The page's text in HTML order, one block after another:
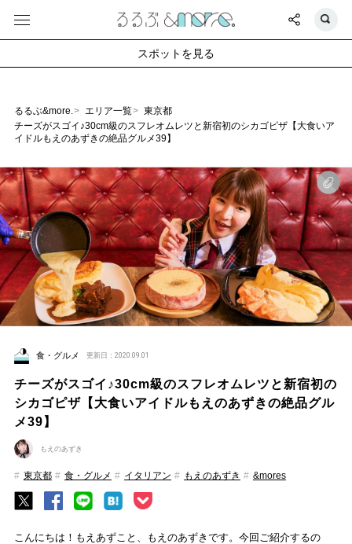
るるぶ&more. エリア一覧
東京都
チーズがスゴイ♪30cm級のスフレオムレツと新宿初のシカゴピザ【大食いア
イドルもえのあずきの絶品グルメ39】
食・グルメ 更新日：2020.09.01
チーズがスゴイ♪30cm級のスフレオムレツと新宿初の
シカゴピザ【大食いアイドルもえのあずきの絶品グル
メ39】
もえのあずき
東京都 食・グルメ イタリアン もえのあずき &mores
こんにちは！もえあずこと、もえのあずきです。今回ご紹介するの
スポットを見る